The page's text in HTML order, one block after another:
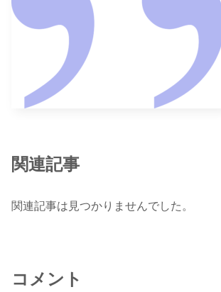
関連記事
関連記事は見つかりませんでした。
コメント